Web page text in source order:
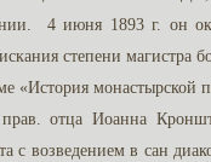
4 июня 1893 г. он
степени магистра
«История
отца Иоанна
с возведением в сан